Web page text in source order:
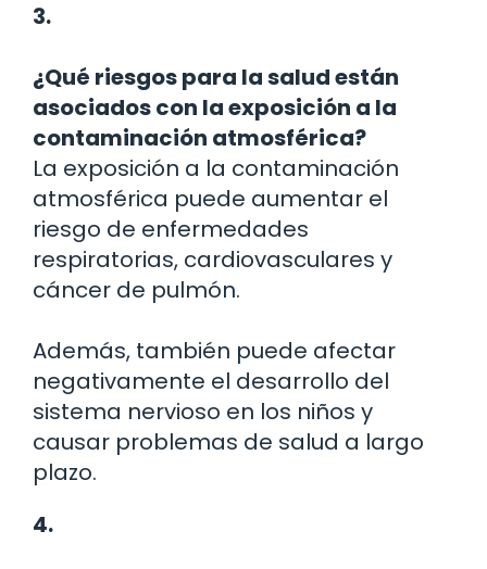
3.
¿Qué riesgos para la salud están
asociados con la exposición a la
contaminación atmosférica?
La exposición a la contaminación
atmosférica puede aumentar el
riesgo de enfermedades
respiratorias, cardiovasculares y
cáncer de pulmón.
Además, también puede afectar
negativamente el desarrollo del
sistema nervioso en los niños y
causar problemas de salud a largo
plazo.
4.